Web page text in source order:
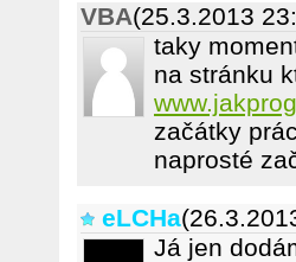
VBA(25.3.2013
taky
na stránku
začátky
naprosté
eLCHa
Já jen